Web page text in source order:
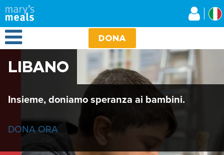
Salta
al
contenuto
principale
Open Menu DONA
LIBANO
Insieme, doniamo speranza ai bambini.
DONA ORA